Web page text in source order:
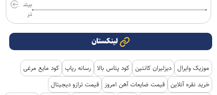
بیش
تر
لینکستان
موزیک وایرال دیزلیران کانتین کود پتاس بالا رسانه رپاپ کود مایع مرغی
خرید نقره آنلاین قیمت ضایعات آهن امروز
قیمت ترازو دیجیتال